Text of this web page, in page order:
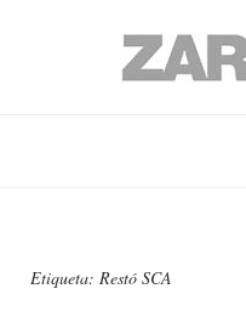
Etiqueta: Restó SCA